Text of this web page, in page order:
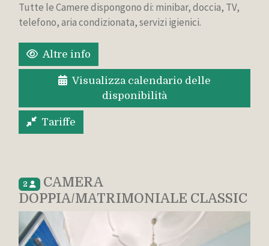
Tutte le Camere dispongono di: minibar, doccia, TV,
telefono, aria condizionata, servizi igienici.
Altre info
Visualizza calendario delle
disponibilità
Tariffe
2
CAMERA
DOPPIA/MATRIMONIALE CLASSIC